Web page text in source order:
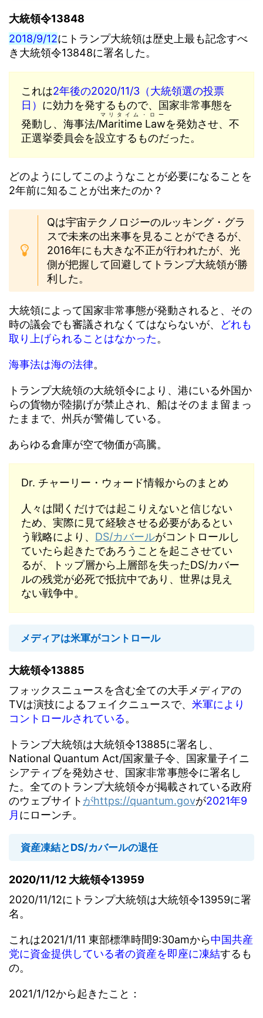
大統領令13848
2018/9/12にトランプ大統領は歴史上最も記念すべ
き大統領令13848に署名した。
これは2年後の2020/11/3（大統領選の投票
日） に効力を発するもので、国家非常事態を
発動し、海事法/Maritime Law
マリタイム・ロー
を発効させ、不
正選挙委員会を設立するものだった。
どのようにしてこのようなことが必要になることを
2年前に知ることが出来たのか？
Qは宇宙テクノロジーのルッキング・グラ
スで未来の出来事を見ることができるが、
2016年にも大きな不正が行われたが、光
側が把握して回避してトランプ大統領が勝
利した。
大統領によって国家非常事態が発動されると、その
時の議会でも審議されなくてはならないが、 どれも
取り上げられることはなかった。
海事法は海の法律。
トランプ大統領の大統領令により、港にいる外国か
らの貨物が陸揚げが禁止され、船はそのまま留まっ
たままで、州兵が警備している。
あらゆる倉庫が空で物価が高騰。
Dr. チャーリー・ウォード情報からのまとめ
人々は聞くだけでは起こりえないと信じない
ため、実際に見て経験させる必要があるとい
う戦略により、 DS/カバールがコントロールし
ていたら起きたであろうことを起こさせてい
るが、トップ層から上層部を失ったDS/カバー
ルの残党が必死で抵抗中であり、世界は見え
ない戦争中。
メディアは米軍がコントロール
大統領令13885
フォックスニュースを含む全ての大手メディアの
TVは演技によるフェイクニュースで、 米軍により
コントロールされている。
トランプ大統領は大統領令13885に署名し、
National Quantum Act/国家量子令、国家量子イニ
シアティブを発効させ、国家非常事態令に署名し
た。全てのトランプ大統領令が掲載されている政府
のウェブサイト がhttps://quantum.govが2021年9
月 にローンチ。
資産凍結とDS/カバールの退任
2020/11/12 大統領令13959
2020/11/12にトランプ大統領は大統領令13959に署
名。
これは2021/1/11 東部標準時間9:30amから中国共産
党に資金提供している者の資産を即座に凍結するも
の。
2021/1/12から起きたこと：